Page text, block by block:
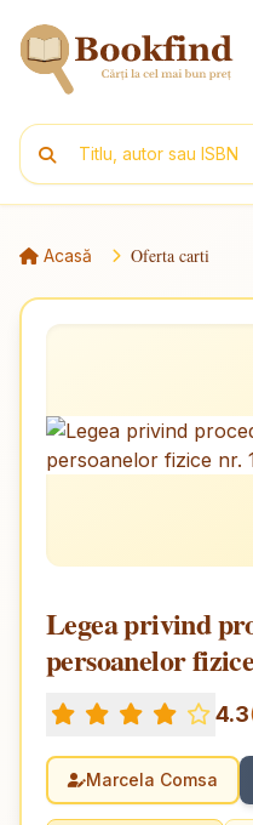
Acasă Oferta carti
Legea privind
persoanelor
4.3
Marcela Comsa